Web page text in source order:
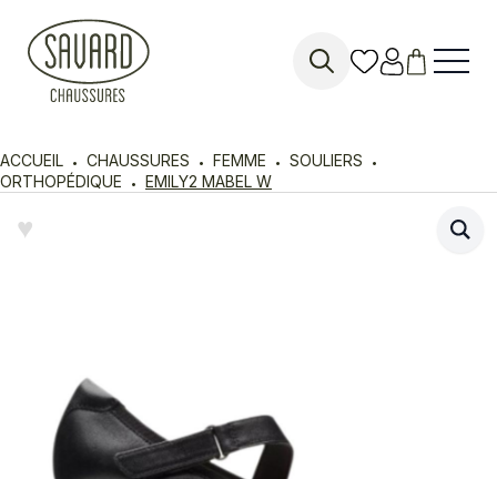
ACCUEIL CHAUSSURES FEMME
SOULIERS
ORTHOPÉDIQUE
EMILY2 MABEL W
♥︎